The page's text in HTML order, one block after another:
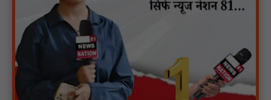
स्वतंत्रता दिवस सिर पर होने के बाद भी परिसर में फैली है गंदगी और झाड़ियाँ,
फर्श पर उपेक्षित हालत में मिला तिरंगा : NN81
ग्रामीणों को आधार सेवाओं के साथ सेवा सेतु पोर्टल की 400 से अधिक
ऑनलाइन शासकीय सेवाएं मिलेंगी : NN81
लखीमपुर खीरी अपराध नियंत्रण और वांछित अभियुक्तों की गिरफ्तारी को लेकर
खीरी पुलिस का अभियान लगातार जारी : NN81